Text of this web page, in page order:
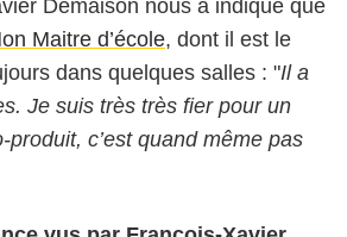
Demaison nous a indiqué que
Maitre d’école, dont il est le
dans quelques salles : "Il a
Je suis très très fier pour un
c’est quand même pas